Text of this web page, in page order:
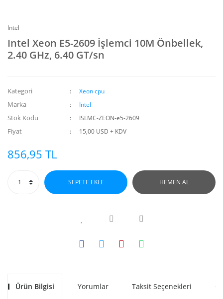
Intel
Intel Xeon E5-2609 İşlemci 10M Önbellek,
2.40 GHz, 6.40 GT/sn
Kategori Xeon cpu
Marka Intel
Stok Kodu ISLMC-ZEON-e5-2609
Fiyat 15,00 USD + KDV
856,95 TL
SEPETE EKLE HEMEN AL
Ürün Bilgisi Yorumlar Taksit Seçenekleri